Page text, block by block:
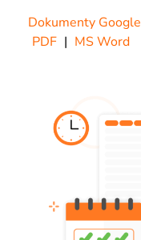
Dokumenty Google
PDF | MS Word